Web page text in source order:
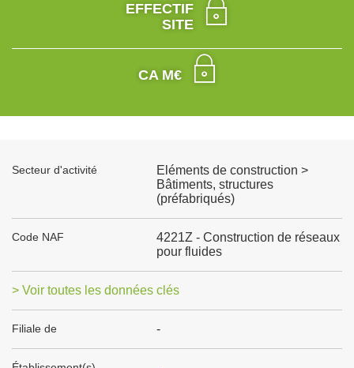
EFFECTIF
SITE
CA M€
Secteur d'activité
Eléments de construction >
Bâtiments, structures
(préfabriqués)
Code NAF
4221Z - Construction de réseaux
pour fluides
> Voir toutes les données clés
Filiale de -